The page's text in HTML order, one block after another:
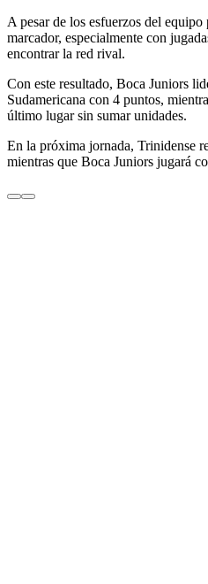
A pesar de los esfuerzos del
marcador, especialmente con
encontrar la red rival.
Con este resultado, Boca Juniors
Sudamericana con 4 puntos,
último lugar sin sumar unidades.
En la próxima jornada, Trinidense
mientras que Boca Juniors jugará